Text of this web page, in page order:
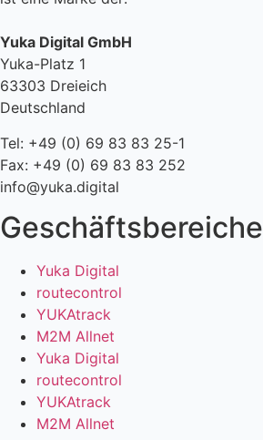
Yuka Digital GmbH
Yuka-Platz 1
63303 Dreieich
Deutschland
Tel: +49 (0) 69 83 83 25-1
Fax: +49 (0) 69 83 83 252
info@yuka.digital
Geschäftsbereiche
Yuka Digital
routecontrol
YUKAtrack
M2M Allnet
Yuka Digital
routecontrol
YUKAtrack
M2M Allnet